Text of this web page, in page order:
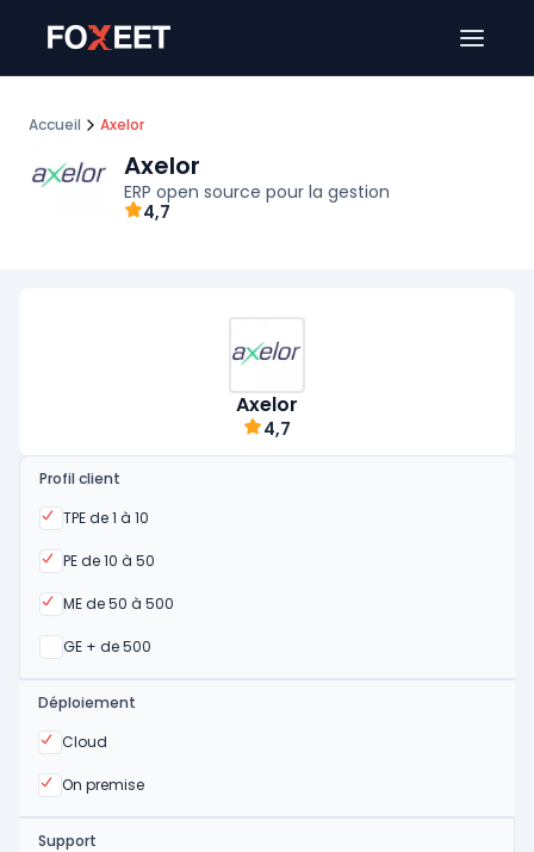
Accueil Axelor
Axelor
ERP open source pour la gestion
4,7
Axelor
4,7
Profil client
TPE de 1 à 10
Oui
PE de 10 à 50
Oui
ME de 50 à 500
Oui
GE + de 500
Oui
Déploiement
Cloud
Oui
On premise
Oui
Support